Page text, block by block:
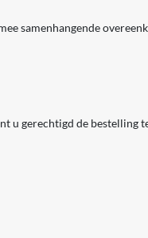
samenhangende
u gerechtigd de bestelling